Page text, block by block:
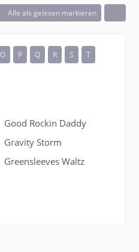
Alle als gelesen markieren
O P Q R S
T
Good Rockin Daddy
Gravity Storm
Greensleeves Waltz